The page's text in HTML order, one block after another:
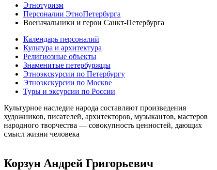
Этнотуризм
Персоналии ЭтноПетербурга
Военачальники и герои Санкт-Петербурга
Календарь персоналий
Культура и архитектура
Религиозные объекты
Знаменитые петербуржцы
Этноэкскурсии по Петербургу
Этноэкскурсии по Москве
Туры и эксурсии по России
Культурное наследие народа составляют произведения
художников, писателей, архитекторов, музыкантов, мастеров
народного творчества ― совокупность ценностей, дающих
смысл жизни человека
Корзун Андрей Григорьевич